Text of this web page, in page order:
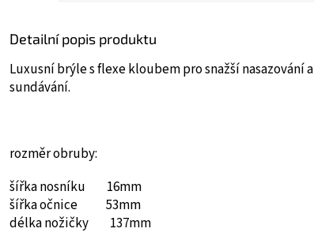
Detailní popis produktu
Luxusní brýle s flexe kloubem pro snažší nasazování a
sundávání.
rozměr obruby:
šířka nosníku 16mm
šířka očnice 53mm
délka nožičky 137mm